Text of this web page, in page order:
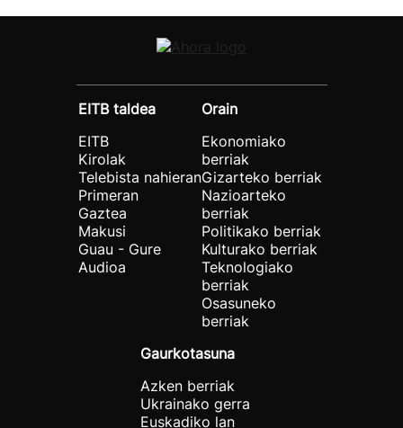
EITB taldea
EITB
Kirolak
Telebista nahieran
Primeran
Gaztea
Makusi
Guau - Gure
Audioa
Orain
Ekonomiako
berriak
Gizarteko berriak
Nazioarteko
berriak
Politikako berriak
Kulturako berriak
Teknologiako
berriak
Osasuneko
berriak
Gaurkotasuna
Azken berriak
Ukrainako gerra
Euskadiko lan